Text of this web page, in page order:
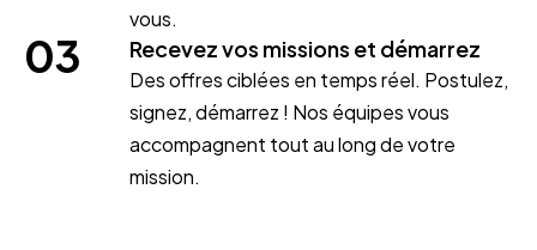
vous.
03 Recevez vos missions et démarrez
Des offres ciblées en temps réel. Postulez,
signez, démarrez ! Nos équipes vous
accompagnent tout au long de votre
mission.